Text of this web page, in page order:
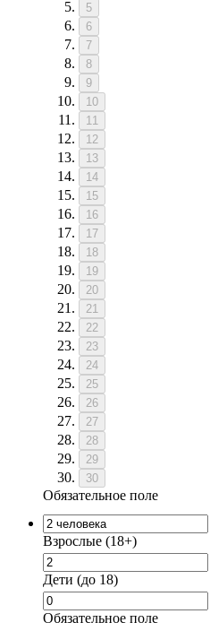
5
6
7
8
9
10
11
12
13
14
15
16
17
18
19
20
21
22
23
24
25
26
27
28
29
30
Обязательное поле
Взрослые (18+)
Дети (до 18)
Обязательное поле